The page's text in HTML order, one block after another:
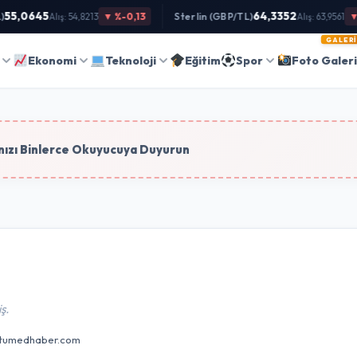
55,0645Alış: 54,8213 ▼ %-0,13 Sterlin (GBP/TL)64,3352Alış: 63,9561
Ekonomi Teknoloji Eğitim Spor Foto Galeri
GALERI
Binlerce Okuyucuya Duyurun